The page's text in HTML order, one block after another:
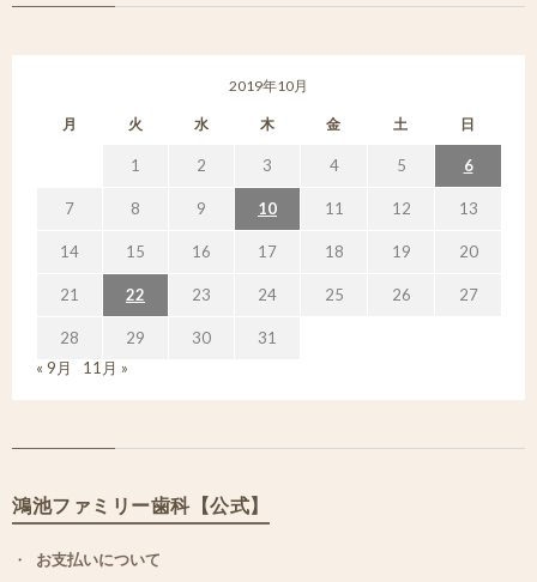
2019年10月
月 火 水 木 金 土 日
1 2 3 4 5 6
7 8 9 10 11 12 13
14 15 16 17 18 19 20
21 22 23 24 25 26 27
28 29 30
31
« 9月
11月 »
鴻池ファミリー歯科【公式】
お支払いについて